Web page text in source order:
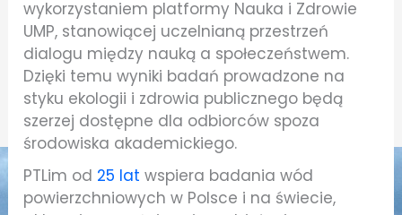
wykorzystaniem platformy Nauka i Zdrowie
UMP, stanowiącej uczelnianą przestrzeń
dialogu między nauką a społeczeństwem.
Dzięki temu wyniki badań prowadzone na
styku ekologii i zdrowia publicznego będą
szerzej dostępne dla odbiorców spoza
środowiska akademickiego.
PTLim od 25 lat wspiera badania wód
powierzchniowych w Polsce i na świecie,